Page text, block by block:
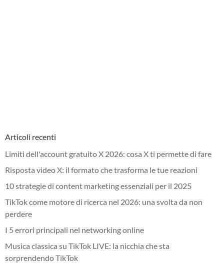
Articoli recenti
Limiti dell'account gratuito X 2026: cosa X ti permette di fare
Risposta video X: il formato che trasforma le tue reazioni
10 strategie di content marketing essenziali per il 2025
TikTok come motore di ricerca nel 2026: una svolta da non
perdere
I 5 errori principali nel networking online
Musica classica su TikTok LIVE: la nicchia che sta
sorprendendo TikTok